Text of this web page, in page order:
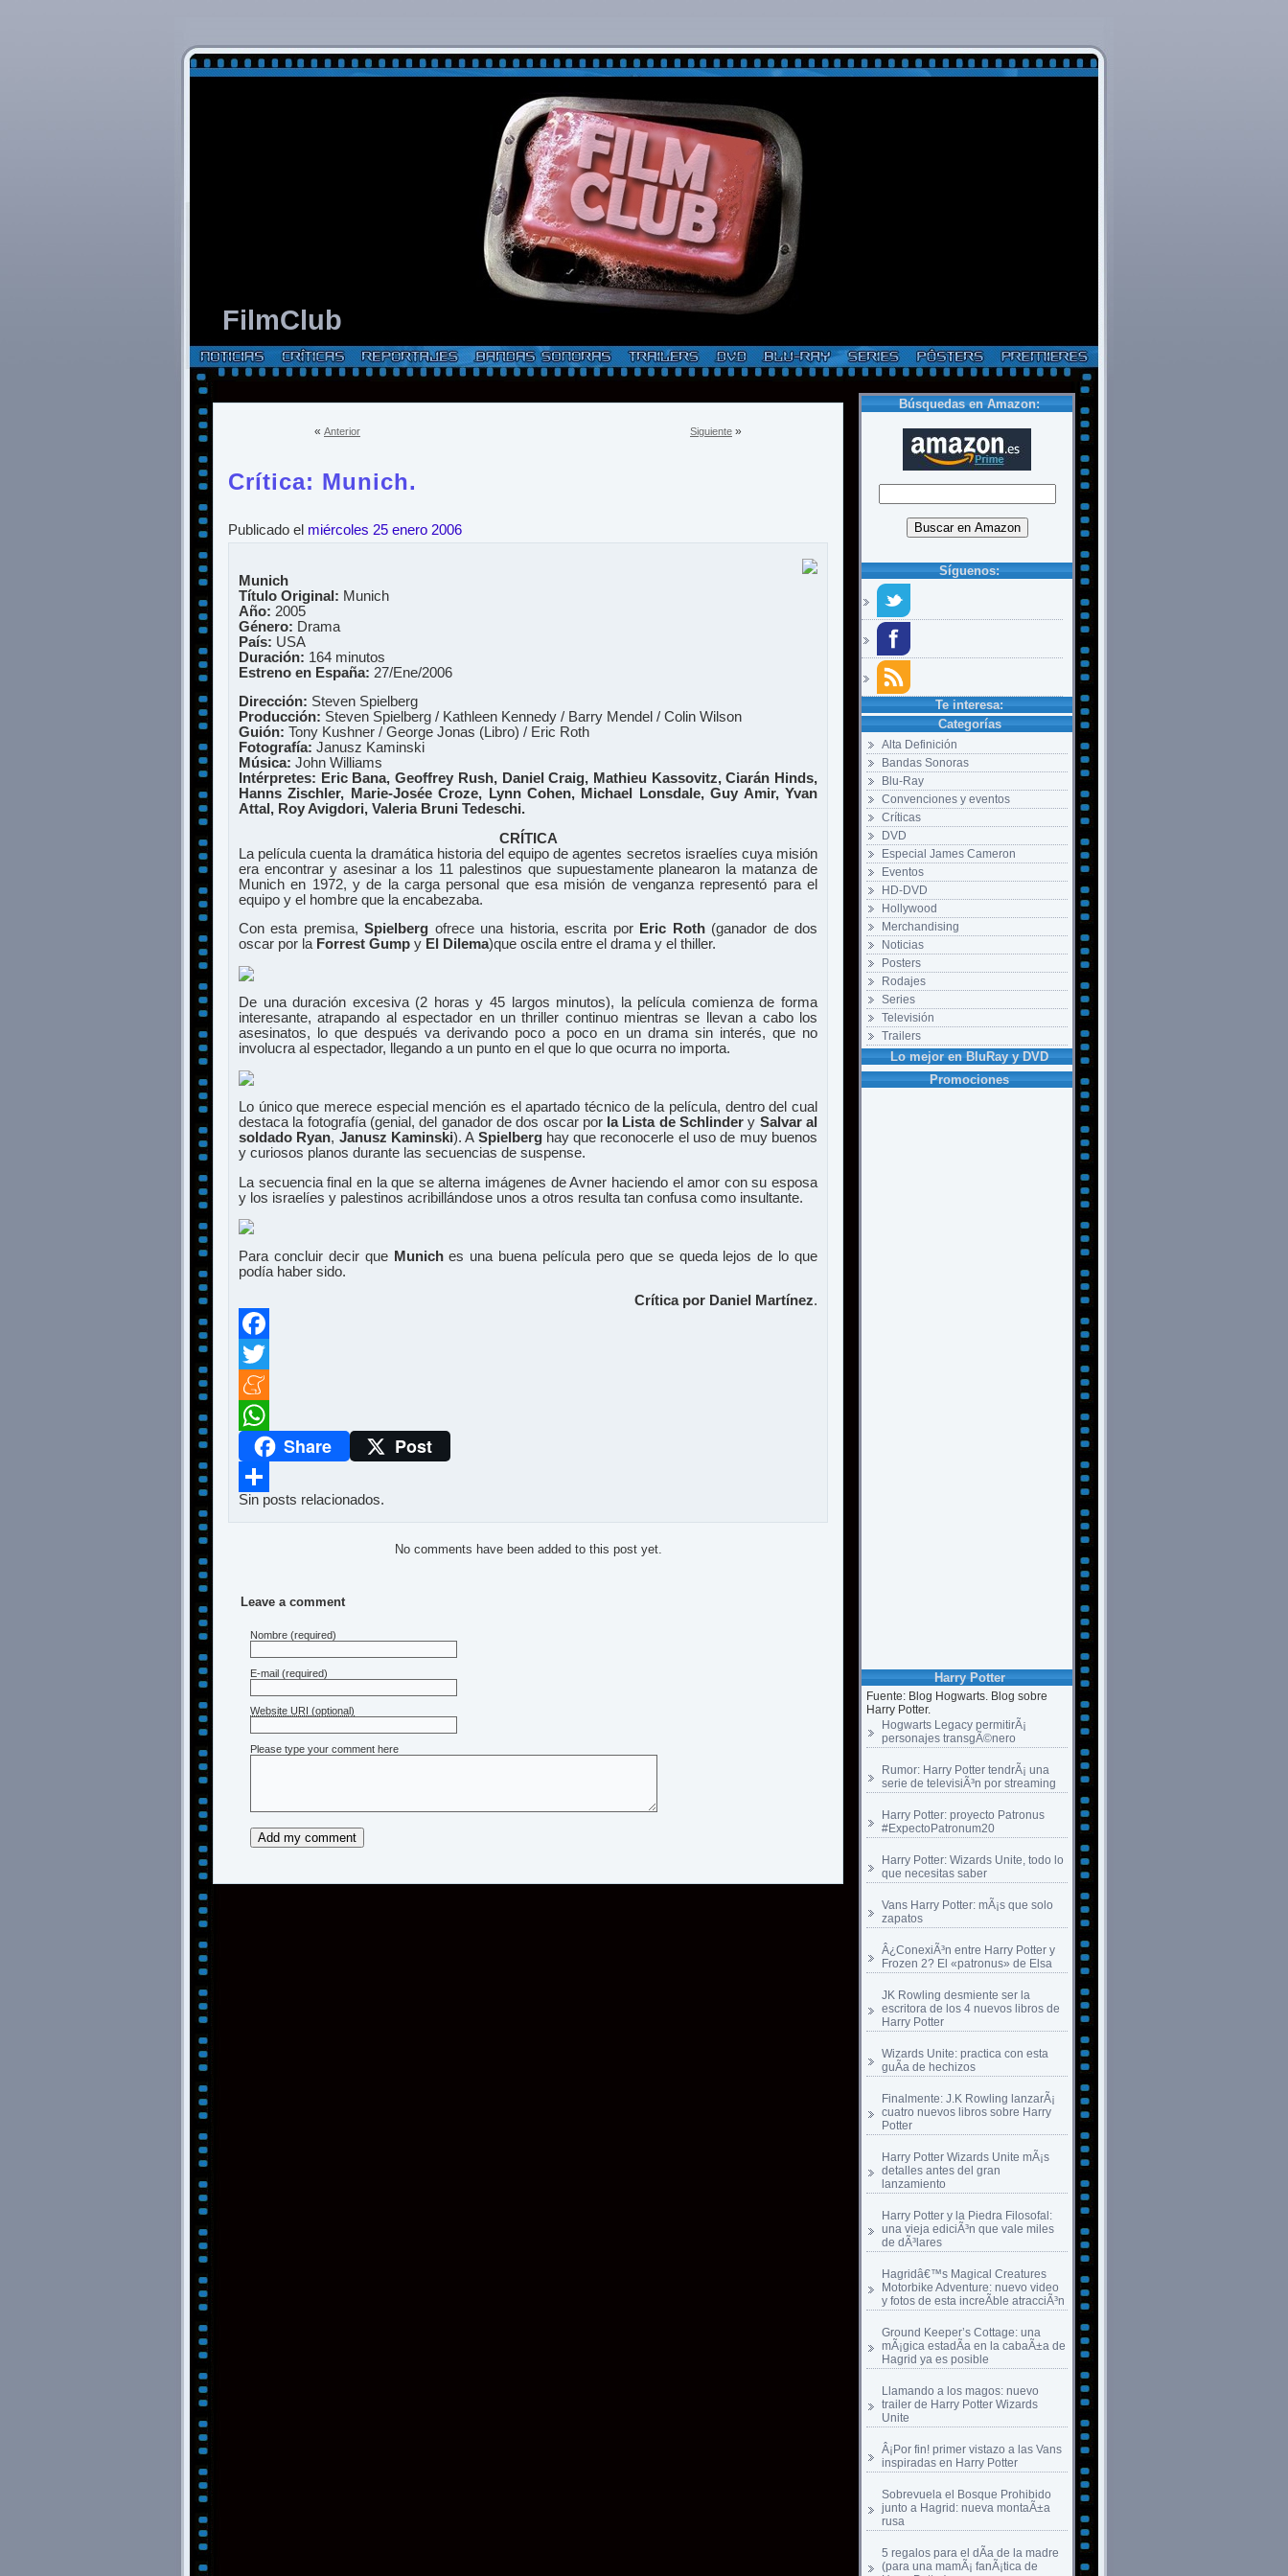
FilmClub
Búsquedas en Amazon:
Síguenos:
Te interesa:
Categorías
Alta Definición
Bandas Sonoras
Blu-Ray
Convenciones y eventos
Críticas
DVD
Especial James Cameron
Eventos
HD-DVD
Hollywood
Merchandising
Noticias
Posters
Rodajes
Series
Televisión
Trailers
Lo mejor en BluRay y DVD
Promociones
Harry Potter
Fuente: Blog Hogwarts. Blog sobre
Harry Potter.
Hogwarts Legacy permitirÃ¡
personajes transgÃ©nero
Rumor: Harry Potter tendrÃ¡ una
serie de televisiÃ³n por streaming
Harry Potter: proyecto Patronus
#ExpectoPatronum20
Harry Potter: Wizards Unite, todo lo
que necesitas saber
Vans Harry Potter: mÃ¡s que solo
zapatos
Â¿ConexiÃ³n entre Harry Potter y
Frozen 2? El «patronus» de Elsa
JK Rowling desmiente ser la
escritora de los 4 nuevos libros de
Harry Potter
Wizards Unite: practica con esta
guÃ­a de hechizos
Finalmente: J.K Rowling lanzarÃ¡
cuatro nuevos libros sobre Harry
Potter
Harry Potter Wizards Unite mÃ¡s
detalles antes del gran
lanzamiento
Harry Potter y la Piedra Filosofal:
una vieja ediciÃ³n que vale miles
de dÃ³lares
Hagridâ€™s Magical Creatures
Motorbike Adventure: nuevo video
y fotos de esta increÃ­ble atracciÃ³n
Ground Keeper’s Cottage: una
mÃ¡gica estadÃ­a en la cabaÃ±a de
Hagrid ya es posible
Llamando a los magos: nuevo
trailer de Harry Potter Wizards
Unite
Â¡Por fin! primer vistazo a las Vans
inspiradas en Harry Potter
Sobrevuela el Bosque Prohibido
junto a Hagrid: nueva montaÃ±a
rusa
5 regalos para el dÃ­a de la madre
(para una mamÃ¡ fanÃ¡tica de
Siguiente »
« Anterior
Crítica: Munich.
Publicado el miércoles 25 enero 2006
Munich
Título Original: Munich
Año: 2005
Género: Drama
País: USA
Duración: 164 minutos
Estreno en España: 27/Ene/2006
Dirección: Steven Spielberg
Producción: Steven Spielberg / Kathleen Kennedy / Barry Mendel / Colin Wilson
Guión: Tony Kushner / George Jonas (Libro) / Eric Roth
Fotografía: Janusz Kaminski
Música: John Williams
Intérpretes: Eric Bana, Geoffrey Rush, Daniel Craig, Mathieu Kassovitz, Ciarán Hinds,
Hanns Zischler, Marie-Josée Croze, Lynn Cohen, Michael Lonsdale, Guy Amir, Yvan
Attal, Roy Avigdori, Valeria Bruni Tedeschi.
CRÍTICA
La película cuenta la dramática historia del equipo de agentes secretos israelíes cuya misión
era encontrar y asesinar a los 11 palestinos que supuestamente planearon la matanza de
Munich en 1972, y de la carga personal que esa misión de venganza representó para el
equipo y el hombre que la encabezaba.
Con esta premisa,Spielberg ofrece una historia, escrita por Eric Roth(ganador de dos
oscar por la Forrest Gump y El Dilema)que oscila entre el drama y el thiller.
De una duración excesiva (2 horas y 45 largos minutos), la película comienza de forma
interesante, atrapando al espectador en un thriller continuo mientras se llevan a cabo los
asesinatos, lo que después va derivando poco a poco en un drama sin interés, que no
involucra al espectador, llegando a un punto en el que lo que ocurra no importa.
Lo único que merece especial mención es el apartado técnico de la película, dentro del cual
destaca la fotografía (genial, del ganador de dos oscar por la Lista de Schlinder y Salvar al
soldado Ryan, Janusz Kaminski). A Spielberghay que reconocerle el uso de muy buenos
y curiosos planos durante las secuencias de suspense.
La secuencia final en la que se alterna imágenes de Avner haciendo el amor con su esposa
y los israelíes y palestinos acribillándose unos a otros resulta tan confusa como insultante.
Para concluir decir que Muniches una buena película pero que se queda lejos de lo que
podía haber sido.
Crítica por Daniel Martínez.
Facebook
Twitter
Meneame
WhatsAppShare Post
Compartir
Sin posts relacionados.
No comments have been added to this post yet.
Leave a comment
Nombre (required)
E-mail (required)
Website URI (optional)
Please type your comment here